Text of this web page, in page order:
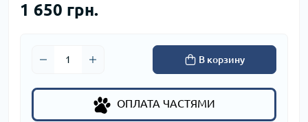
1 650 грн.
В корзину
ОПЛАТА ЧАСТЯМИ